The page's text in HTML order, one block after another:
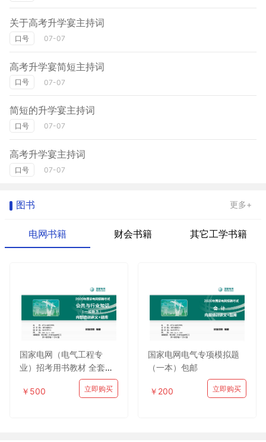
关于高考升学宴主持词
口号 07-07
高考升学宴简短主持词
口号 07-07
简短的升学宴主持词
口号 07-07
高考升学宴主持词
口号 07-07
图书 更多+
电网书籍 财会书籍 其它工学书籍
国家电网（电气工程专
业）招考用书教材 全套包
￥500
立即购买
国家电网电气专项模拟题
（一本）包邮
￥200 立即购买